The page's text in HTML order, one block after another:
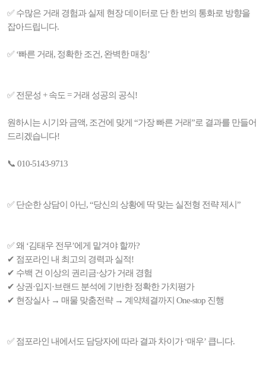
✅ 수많은 거래 경험과 실제 현장 데이터로 단 한 번의 통화로 방향을
잡아드립니다.
✅ ‘빠른 거래, 정확한 조건, 완벽한 매칭’
✅ 전문성 + 속도 = 거래 성공의 공식!
원하시는 시기와 금액, 조건에 맞게 “가장 빠른 거래”로 결과를 만들어
드리겠습니다!
📞 010-5143-9713
✅ 단순한 상담이 아닌, “당신의 상황에 딱 맞는 실전형 전략 제시”
✅ 왜 ‘김태우 전무’에게 맡겨야 할까?
✔ 점포라인 내 최고의 경력과 실적!
✔ 수백 건 이상의 권리금·상가 거래 경험
✔ 상권·입지·브랜드 분석에 기반한 정확한 가치평가
✔ 현장실사 → 매물 맞춤전략 → 계약체결까지 One-stop 진행
✅ 점포라인 내에서도 담당자에 따라 결과 차이가 ‘매우’ 큽니다.